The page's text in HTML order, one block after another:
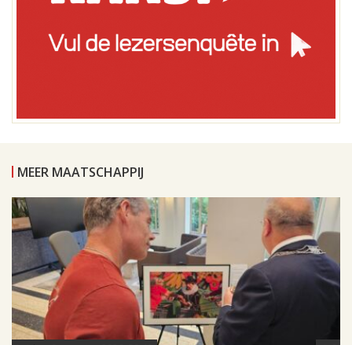
MEER MAATSCHAPPIJ